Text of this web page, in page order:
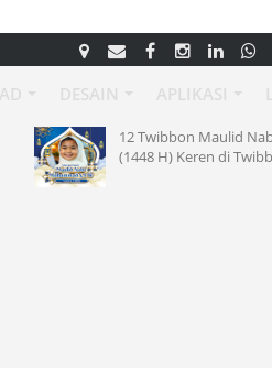
12 Twibbon Maulid
(1448 H) Keren di